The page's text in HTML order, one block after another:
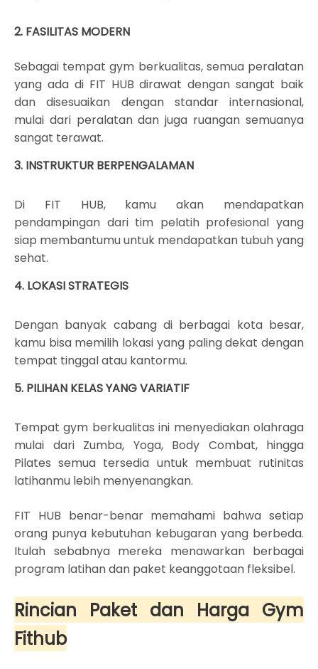
2. FASILITAS MODERN
Sebagai tempat gym berkualitas, semua peralatan
yang ada di FIT HUB dirawat dengan sangat baik
dan disesuaikan dengan standar internasional,
mulai dari peralatan dan juga ruangan semuanya
sangat terawat.
3. INSTRUKTUR BERPENGALAMAN
Di FIT HUB, kamu akan mendapatkan
pendampingan dari tim pelatih profesional yang
siap membantumu untuk mendapatkan tubuh yang
sehat.
4. LOKASI STRATEGIS
Dengan banyak cabang di berbagai kota besar,
kamu bisa memilih lokasi yang paling dekat dengan
tempat tinggal atau kantormu.
5. PILIHAN KELAS YANG VARIATIF
Tempat gym berkualitas ini menyediakan olahraga
mulai dari Zumba, Yoga, Body Combat, hingga
Pilates semua tersedia untuk membuat rutinitas
latihanmu lebih menyenangkan.
FIT HUB benar-benar memahami bahwa setiap
orang punya kebutuhan kebugaran yang berbeda.
Itulah sebabnya mereka menawarkan berbagai
program latihan dan paket keanggotaan fleksibel.
Rincian Paket dan Harga Gym
Fithub